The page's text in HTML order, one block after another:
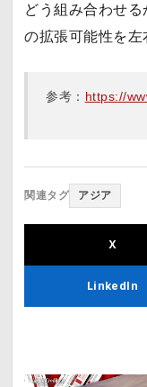
どう組み合わせ
の拡張可能性を左
参考： https://
関連タグ アジア
X
LinkedIn